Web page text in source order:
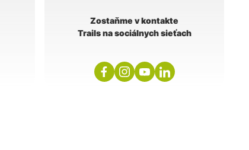
Zostaňme v kontakte
Trails na sociálnych sieťach